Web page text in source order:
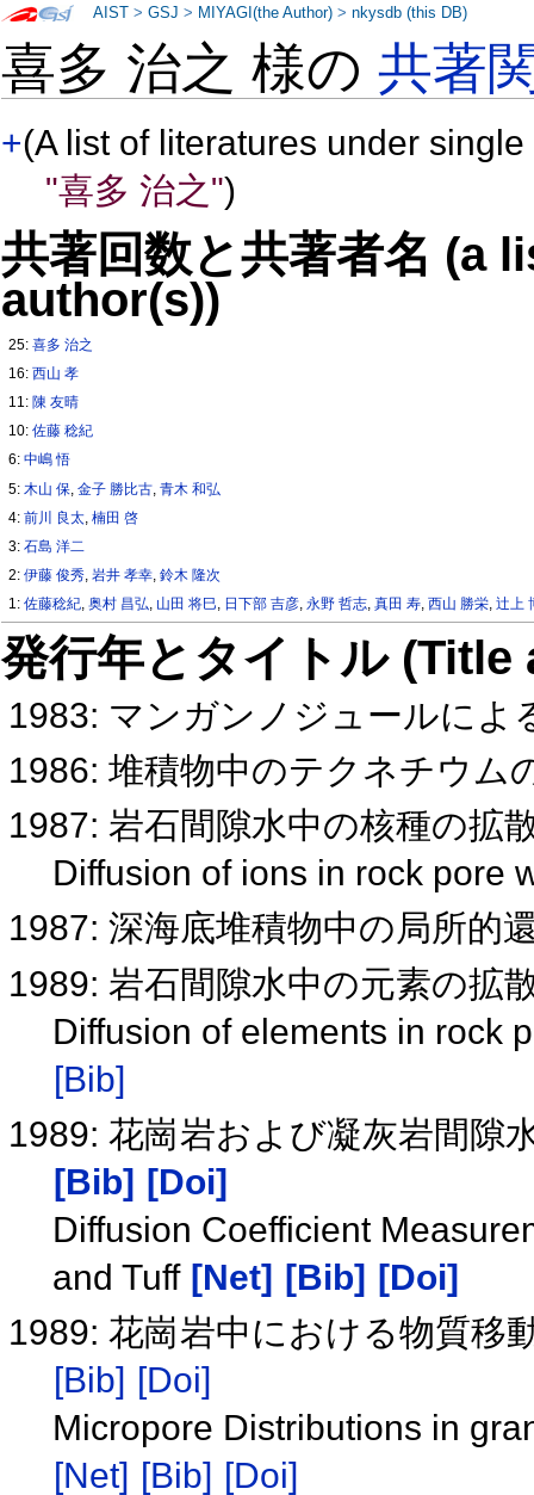
喜多 治之 様の共著
+(A list of literatures under
"喜多 治之")
共著回数と共著者名 (a
author(s))
25:喜多 治之
16:西山 孝
11: 陳 友晴
10:佐藤 稔紀
6:中嶋 悟
5: 木山 保 ,金子 勝比古 ,青木 和弘
4:前川 良太 ,楠田 啓
3:石島 洋二
2:伊藤 俊秀 ,岩井 孝幸 ,鈴木 隆次
1:佐藤稔紀 ,奥村 昌弘 山田 将巳 日下部 吉彦 ,永野 哲志 ,真田 寿 ,西山 勝栄 ,辻上
発行年とタイトル
1983: マンガンノジュールに
1986: 堆積物中のテクネチウム
1987: 岩石間隙水中の核種の拡
Diffusion of ions in rock pore
1987: 深海底堆積物中の局所的
1989: 岩石間隙水中の元素の拡
Diffusion of elements in rock
[Bib]
1989: 花崗岩および凝灰岩間隙
[Bib] [Doi]
Diffusion Coefficient
and Tuff [Net] [Bib] [Doi]
1989: 花崗岩中における物質移
[Bib] [Doi]
Micropore Distributions in
[Net] [Bib] [Doi]
AIST >GSJ > MIYAGI(the Author) >nkysdb (this DB)